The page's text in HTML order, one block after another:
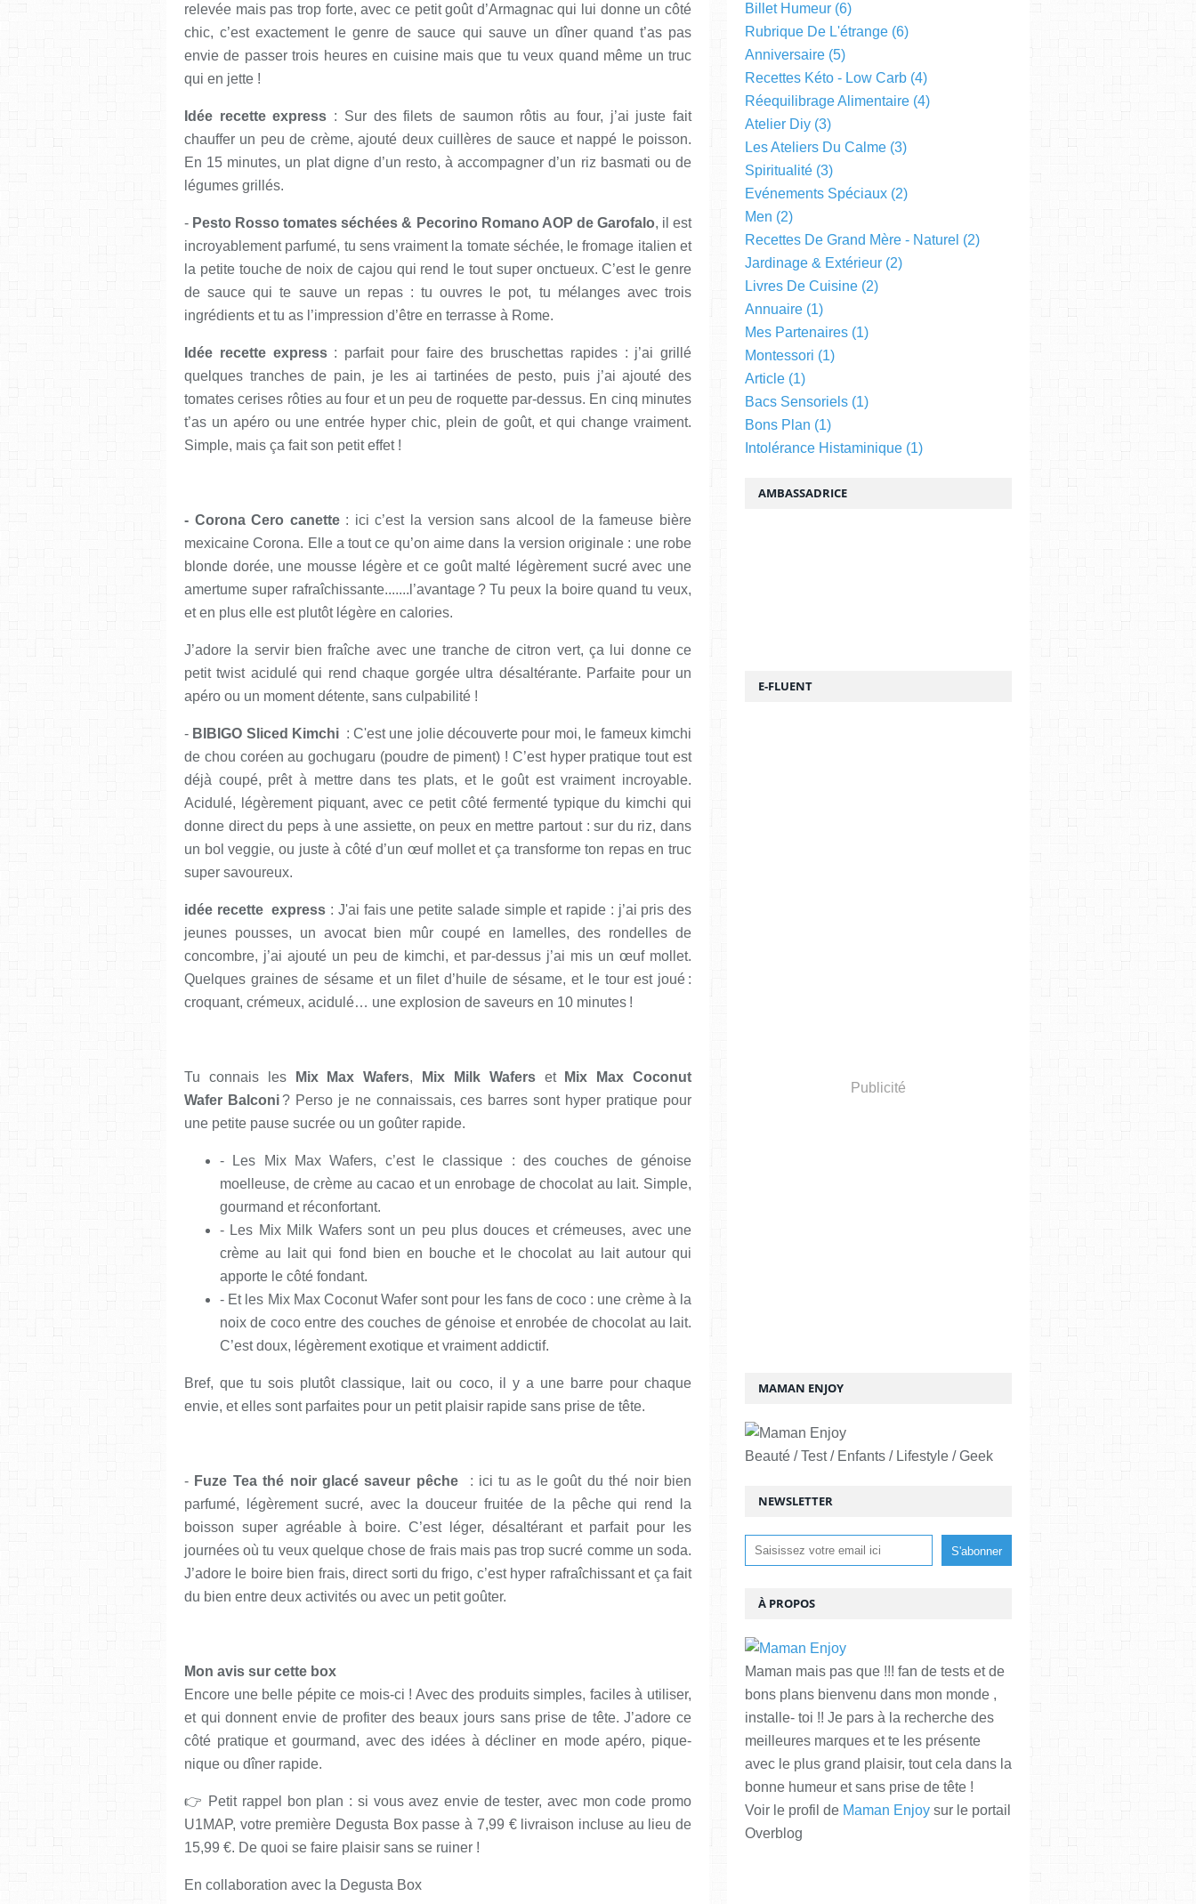
relevée mais pas trop forte, avec ce petit goût d’Armagnac qui lui donne un côté
chic, c’est exactement le genre de sauce qui sauve un dîner quand t’as pas
envie de passer trois heures en cuisine mais que tu veux quand même un truc
qui en jette !
Idée recette express : Sur des filets de saumon rôtis au four, j’ai juste fait
chauffer un peu de crème, ajouté deux cuillères de sauce et nappé le poisson.
En 15 minutes, un plat digne d’un resto, à accompagner d’un riz basmati ou de
légumes grillés.
- Pesto Rosso tomates séchées & Pecorino Romano AOP de Garofalo, il est
incroyablement parfumé, tu sens vraiment la tomate séchée, le fromage italien et
la petite touche de noix de cajou qui rend le tout super onctueux. C’est le genre
de sauce qui te sauve un repas : tu ouvres le pot, tu mélanges avec trois
ingrédients et tu as l’impression d’être en terrasse à Rome.
Idée recette express: parfait pour faire des bruschettas rapides : j’ai grillé
quelques tranches de pain, je les ai tartinées de pesto, puis j’ai ajouté des
tomates cerises rôties au four et un peu de roquette par-dessus. En cinq minutes
t’as un apéro ou une entrée hyper chic, plein de goût, et qui change vraiment.
Simple, mais ça fait son petit effet !
- Corona Cero canette: ici c’est la version sans alcool de la fameuse bière
mexicaine Corona. Elle a tout ce qu’on aime dans la version originale : une robe
blonde dorée, une mousse légère et ce goût malté légèrement sucré avec une
amertume super rafraîchissante.......l’avantage ? Tu peux la boire quand tu veux,
et en plus elle est plutôt légère en calories.
J’adore la servir bien fraîche avec une tranche de citron vert, ça lui donne ce
petit twist acidulé qui rend chaque gorgée ultra désaltérante. Parfaite pour un
apéro ou un moment détente, sans culpabilité !
- BIBIGO Sliced Kimchi : C'est une jolie découverte pour moi, le fameux kimchi
de chou coréen au gochugaru (poudre de piment) ! C’est hyper pratique tout est
déjà coupé, prêt à mettre dans tes plats, et le goût est vraiment incroyable.
Acidulé, légèrement piquant, avec ce petit côté fermenté typique du kimchi qui
donne direct du peps à une assiette, on peux en mettre partout : sur du riz, dans
un bol veggie, ou juste à côté d’un œuf mollet et ça transforme ton repas en truc
super savoureux.
idée recette express : J'ai fais une petite salade simple et rapide : j’ai pris des
jeunes pousses, un avocat bien mûr coupé en lamelles, des rondelles de
concombre, j’ai ajouté un peu de kimchi, et par-dessus j’ai mis un œuf mollet.
Quelques graines de sésame et un filet d’huile de sésame, et le tour est joué :
croquant, crémeux, acidulé… une explosion de saveurs en 10 minutes !
Tu connais les Mix Max Wafers, Mix Milk Waferset
Mix Max Coconut
Wafer Balconi? Perso je ne connaissais, ces barres sont hyper pratique pour
une petite pause sucrée ou un goûter rapide.
- Les Mix Max Wafers, c’est le classique : des couches de génoise
moelleuse, de crème au cacao et un enrobage de chocolat au lait. Simple,
gourmand et réconfortant.
- Les Mix Milk Wafers sont un peu plus douces et crémeuses, avec une
crème au lait qui fond bien en bouche et le chocolat au lait autour qui
apporte le côté fondant.
- Et les Mix Max Coconut Wafer sont pour les fans de coco : une crème à la
noix de coco entre des couches de génoise et enrobée de chocolat au lait.
C’est doux, légèrement exotique et vraiment addictif.
Bref, que tu sois plutôt classique, lait ou coco, il y a une barre pour chaque
envie, et elles sont parfaites pour un petit plaisir rapide sans prise de tête.
- Fuze Tea thé noir glacé saveur pêche: ici tu as le goût du thé noir bien
parfumé, légèrement sucré, avec la douceur fruitée de la pêche qui rend la
boisson super agréable à boire. C’est léger, désaltérant et parfait pour les
journées où tu veux quelque chose de frais mais pas trop sucré comme un soda.
J’adore le boire bien frais, direct sorti du frigo, c’est hyper rafraîchissant et ça fait
du bien entre deux activités ou avec un petit goûter.
Mon avis sur cette box
Encore une belle pépite ce mois-ci ! Avec des produits simples, faciles à utiliser,
et qui donnent envie de profiter des beaux jours sans prise de tête. J’adore ce
côté pratique et gourmand, avec des idées à décliner en mode apéro, pique-
nique ou dîner rapide.
👉 Petit rappel bon plan : si vous avez envie de tester, avec mon code promo
U1MAP, votre première Degusta Box passe à 7,99 € livraison incluse au lieu de
15,99 €. De quoi se faire plaisir sans se ruiner !
En collaboration avec la Degusta Box
Publicité
NEWSLETTER
MAMAN ENJOY
Beauté / Test / Enfants / Lifestyle / Geek
À PROPOS
Maman mais pas que !!! fan de tests et de
bons plans bienvenu dans mon monde ,
installe- toi !! Je pars à la recherche des
meilleures marques et te les présente
avec le plus grand plaisir, tout cela dans la
bonne humeur et sans prise de tête !
Voir le profil de Maman Enjoy sur le portail
Overblog
Billet Humeur (6)
Rubrique De L'étrange (6)
Anniversaire (5)
Recettes Kéto - Low Carb (4)
Réequilibrage Alimentaire (4)
Atelier Diy (3)
Les Ateliers Du Calme (3)
Spiritualité (3)
Evénements Spéciaux (2)
Men (2)
Recettes De Grand Mère - Naturel (2)
Jardinage & Extérieur (2)
Livres De Cuisine (2)
Annuaire (1)
Mes Partenaires (1)
Montessori (1)
Article (1)
Bacs Sensoriels (1)
Bons Plan (1)
Intolérance Histaminique (1)
AMBASSADRICE
E-FLUENT